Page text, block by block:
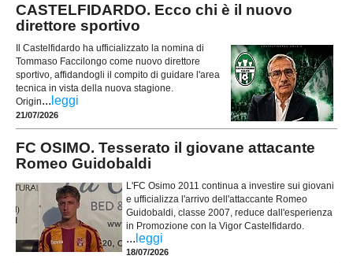
CASTELFIDARDO. Ecco chi è il nuovo
direttore sportivo
Il Castelfidardo ha ufficializzato la nomina di
Tommaso Faccilongo come nuovo direttore
sportivo, affidandogli il compito di guidare l'area
tecnica in vista della nuova stagione.
Origin... leggi
21/07/2026
FC OSIMO. Tesserato il giovane attacante
Romeo Guidobaldi
L'FC Osimo 2011 continua a investire sui giovani
e ufficializza l'arrivo dell'attaccante Romeo
Guidobaldi, classe 2007, reduce dall'esperienza
in Promozione con la Vigor Castelfidardo.
... leggi
18/07/2026